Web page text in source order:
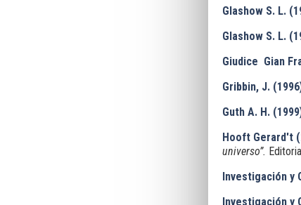
Glashow S. L.
Glashow S. L.
Giudice Gian
Gribbin, J.
Guth A. H.
Hooft Gerard't
universo”.
Investigación y
Investigación y